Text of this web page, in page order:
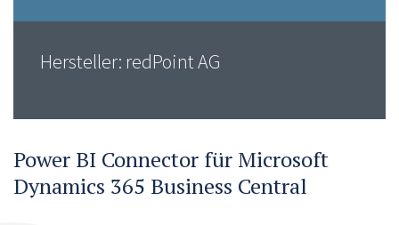
Hersteller: redPoint AG
Power BI Connector für Microsoft
Dynamics 365 Business Central